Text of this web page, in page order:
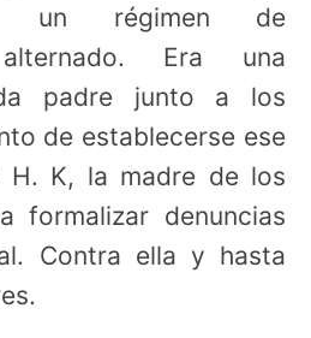
un régimen de
alternado. Era una
padre junto a los
de establecerse ese
H. K, la madre de los
formalizar denuncias
Contra ella y hasta